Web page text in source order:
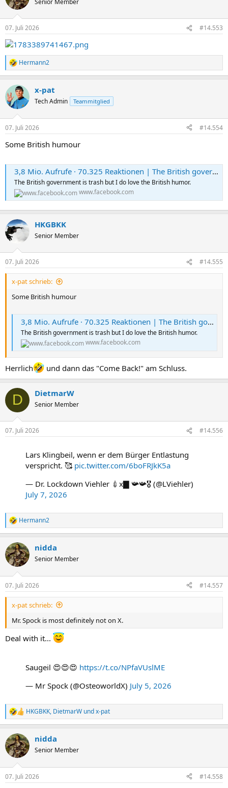
i
e
n
:
07. Juli 2026 #14.553
R
e
k
t
i
e
:
Hermann2
x-pat
Tech Admin Teammitglied
07. Juli 2026 #14.554
Some British humour
3,8 Mio. Aufrufe · 70.325 Reaktionen | The British government is trash but I do love the British humor. | David Hill
The British government is trash but I do love the British humor.
www.facebook.com
HKGBKK
Senior Member
07. Juli 2026 #14.555
x-pat schrieb:
Some British humour
3,8 Mio. Aufrufe · 70.325 Reaktionen | The British government is trash but I do love the British humor. | David Hill
The British government is trash but I do love the British humor.
www.facebook.com
Herrlich und dann das "Come Back!" am Schluss.
D DietmarW
Senior Member
07. Juli 2026 #14.556
Lars Klingbeil, wenn er dem Bürger Entlastung
verspricht. 🥰 pic.twitter.com/6boFRJkK5a
— Dr. Lockdown Viehler 💉x▇ 📯📯🎖️ (@LViehler)
July 7, 2026
R
e
k
t
i
e
n
Hermann2
nidda
Senior Member
07. Juli 2026 #14.557
x-pat schrieb:
Mr. Spock is most definitely not on X.
Deal with it...
Saugeil 😍😍😍 https://t.co/NPfaVUslME
— Mr Spock (@OsteoworldX) July 5, 2026
R
e
k
t
i
e
HKGBKK, DietmarW undx-pat
nidda
Senior Member
07. Juli 2026 #14.558